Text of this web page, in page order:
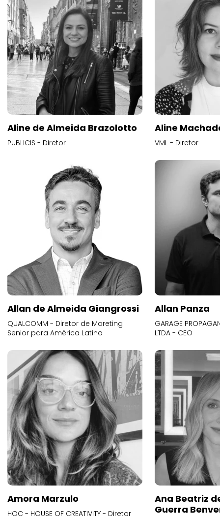
Aline de Almeida Brazolotto
PUBLICIS - Diretor
Aline
VML - Diretor
Allan de Almeida Giangrossi
QUALCOMM - Diretor de Mareting
Senior para América Latina
Allan Panza
GARAGE
LTDA - CEO
Amora Marzulo
HOC - HOUSE OF CREATIVITY - Diretor
Ana Beatriz
Guerra